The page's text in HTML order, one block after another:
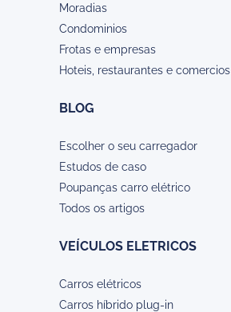
Moradias
Condominios
Frotas e empresas
Hoteis, restaurantes e comercios
BLOG
Escolher o seu carregador
Estudos de caso
Poupanças carro elétrico
Todos os artigos
VEÍCULOS ELETRICOS
Carros elétricos
Carros híbrido plug-in